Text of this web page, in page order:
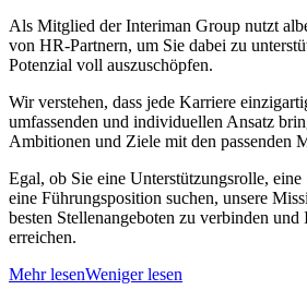
Als Mitglied der Interiman Group nutzt
von HR-Partnern, um Sie dabei zu
Potenzial voll auszuschöpfen.
Wir verstehen, dass jede Karriere
umfassenden und individuellen Ansatz
Ambitionen und Ziele mit den passenden
Egal, ob Sie eine Unterstützungsrolle,
eine Führungsposition suchen, unsere
besten Stellenangeboten zu verbinden
erreichen.
Mehr lesenWeniger lesen